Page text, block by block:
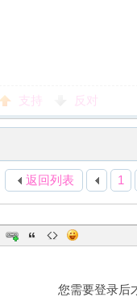
支持 反对
1
返回列表
您需要登录后